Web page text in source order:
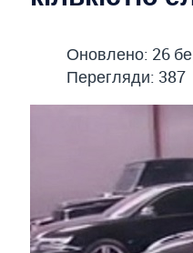
Оновлено: 26
Перегляди: 387